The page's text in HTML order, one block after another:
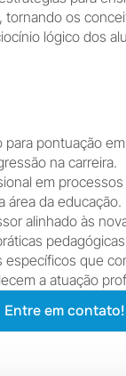
tornando os
lógico dos
para pontuação
na carreira.
em
área da educação.
alinhado às
específicos que
a atuação
Entre em contato!